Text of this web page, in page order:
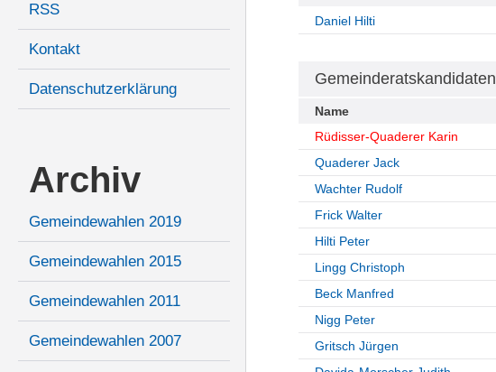
RSS
Kontakt
Datenschutzerklärung
Archiv
Gemeindewahlen 2019
Gemeindewahlen 2015
Gemeindewahlen 2011
Gemeindewahlen 2007
Daniel Hilti
Gemeinderatskandidaten
Name
Rüdisser-Quaderer Karin
Quaderer Jack
Wachter Rudolf
Frick Walter
Hilti Peter
Lingg Christoph
Beck Manfred
Nigg Peter
Gritsch Jürgen